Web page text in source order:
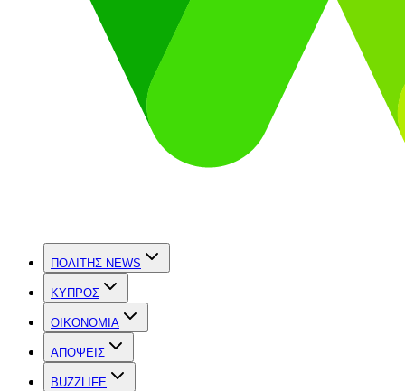
ΠΟΛΙΤΗΣ NEWS
ΚΥΠΡΟΣ
OIKONOMIA
ΑΠΟΨΕΙΣ
BUZZLIFE